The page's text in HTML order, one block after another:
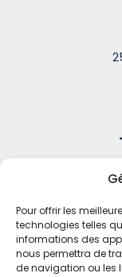
Pour offrir les
technologies telles
informations des
nous permettra de
de navigation ou les